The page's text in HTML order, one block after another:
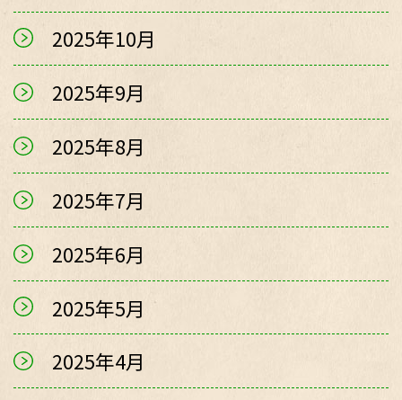
2025年10月
2025年9月
2025年8月
2025年7月
2025年6月
2025年5月
2025年4月